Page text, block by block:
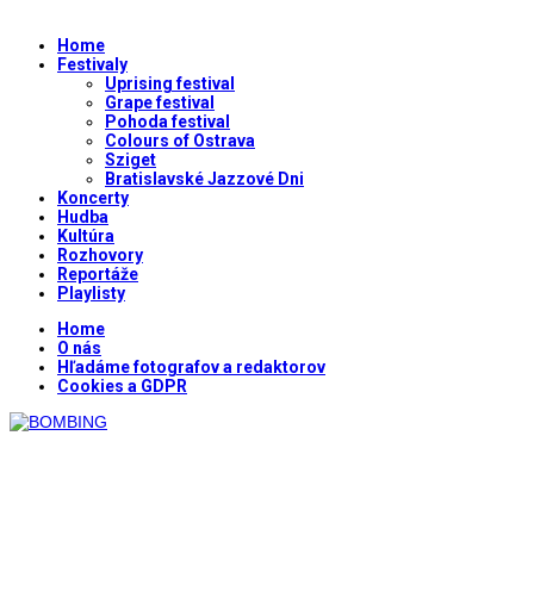
Home
Festivaly
Uprising festival
Grape festival
Pohoda festival
Colours of Ostrava
Sziget
Bratislavské Jazzové Dni
Koncerty
Hudba
Kultúra
Rozhovory
Reportáže
Playlisty
Home
O nás
Hľadáme fotografov a redaktorov
Cookies a GDPR